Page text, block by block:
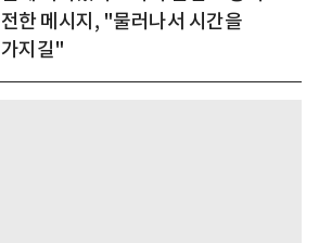
전한 메시지, "물러나서 시간을
가지길"